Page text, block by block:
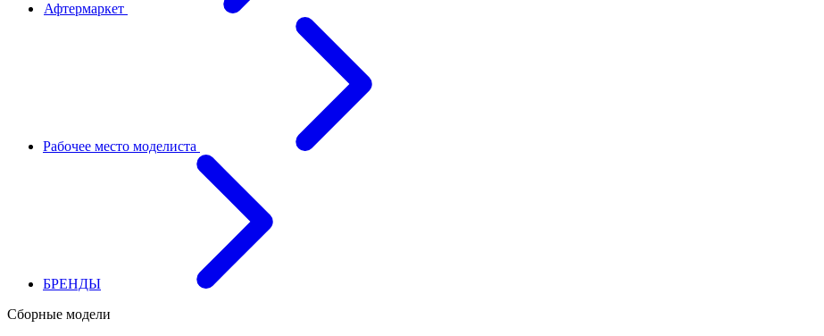
Афтермаркет
Рабочее место моделиста
БРЕНДЫ
Сборные модели